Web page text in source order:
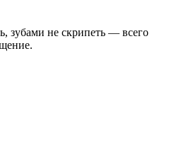
зубами не скрипеть — всего